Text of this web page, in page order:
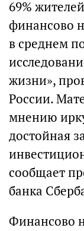
69%
финансово
в среднем
жизни»,
России.
мнению
достойная
сообщает
банка
Финансово